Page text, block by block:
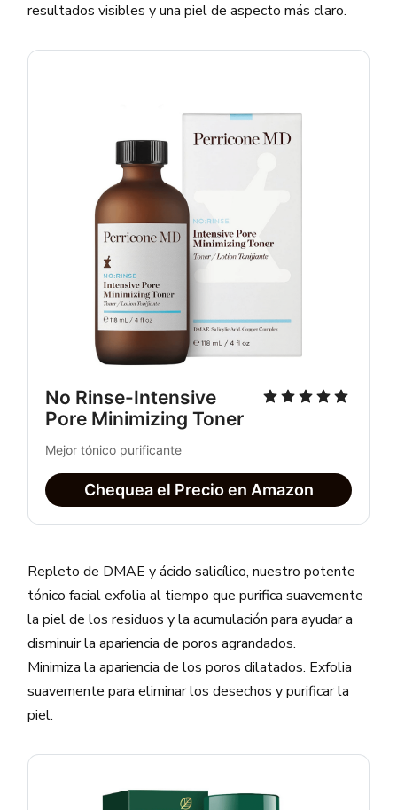
resultados visibles y una piel de aspecto más claro.
No Rinse-Intensive
Pore Minimizing Toner
Mejor tónico purificante
Chequea el Precio en Amazon
Repleto de DMAE y ácido salicílico, nuestro potente
tónico facial exfolia al tiempo que purifica suavemente
la piel de los residuos y la acumulación para ayudar a
disminuir la apariencia de poros agrandados.
Minimiza la apariencia de los poros dilatados. Exfolia
suavemente para eliminar los desechos y purificar la
piel.